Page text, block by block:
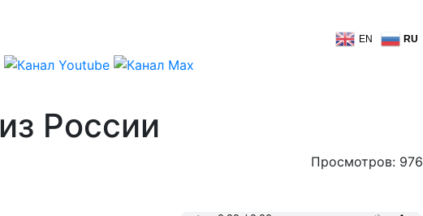
EN RU
России
Просмотров: 976